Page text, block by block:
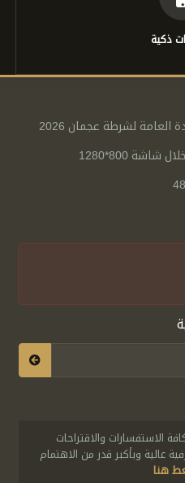
ذكية
لشرطة عجمان 2026
800*1280
الاستفسارات والاقتراحات
عالية وبأكبر قدر من الاهتمام
هنا